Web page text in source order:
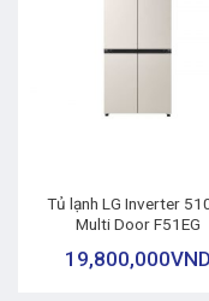
Tủ lạnh LG Inverter
Multi Door F51EG
19,800,000VND